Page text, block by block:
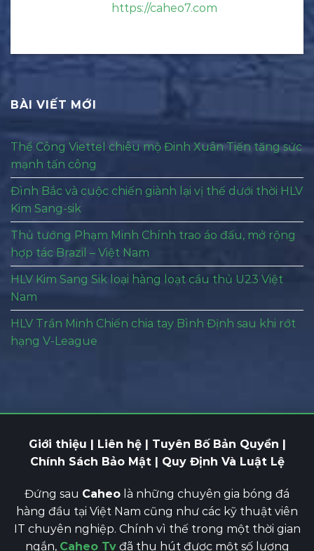
https://caheo7.com
BÀI VIẾT MỚI
Thể Công Viettel chiêu mộ Đinh Xuân Tiến tăng sức
mạnh tấn công
Đình Bắc và cuộc chiến giành lại vị thế dưới thời HLV
Kim Sang-sik
Thủ tướng Phạm Minh Chính trao áo đấu, mở rộng
hợp tác Brazil – Việt Nam
HLV Kim Sang Sik loại hàng loạt cầu thủ U23 Việt
Nam
HLV Trần Minh Chiến chia tay Bình Định sau khi rớt
hạng V-League
Giới thiệu | Liên hệ| Tuyên Bố Bản Quyền |
Chính Sách Bảo Mật | Quy Định Và Luật Lệ
Đứng sau Caheo là những chuyên gia bóng đá
hàng đầu tại Việt Nam cũng như các kỹ thuật viên
IT chuyên nghiệp. Chính vì thế trong một thời gian
ngắn, Caheo Tvđã thu hút được một số lượng